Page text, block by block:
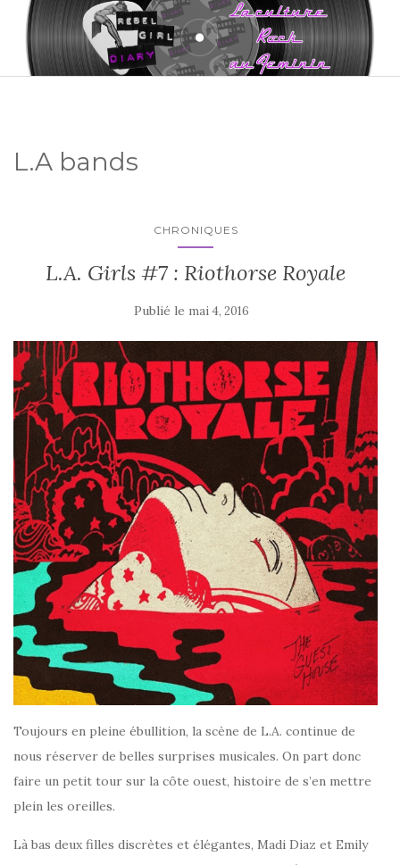
L.A bands
CHRONIQUES
L.A. Girls #7 : Riothorse Royale
Publié le mai 4, 2016
Toujours en pleine ébullition, la scène de L.A. continue de
nous réserver de belles surprises musicales. On part donc
faire un petit tour sur la côte ouest, histoire de s’en mettre
plein les oreilles.
Là bas deux filles discrètes et élégantes, Madi Diaz et Emily